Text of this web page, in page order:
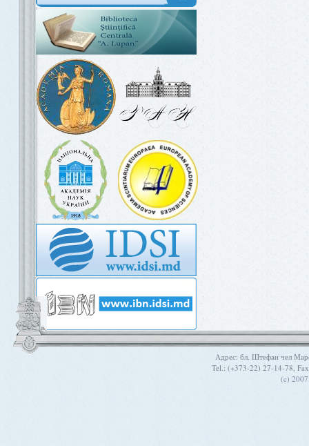
Aдрес: бл. Штефан чел
Tel.: (+373-22) 27-14-78,
(c)